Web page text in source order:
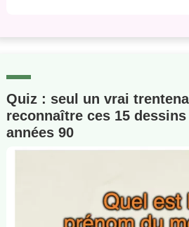
Quiz : seul un vrai
reconnaître ces 15
années 90